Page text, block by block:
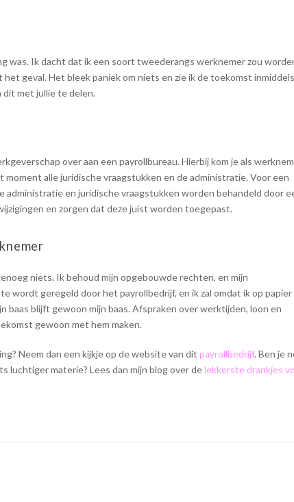
was. Ik dacht dat ik een soort tweederangs werknemer zou
geval. Het bleek paniek om niets en zie ik de toekomst inmiddels
met jullie te delen.
over aan een payrollbureau. Hierbij kom je als
alle juridische vraagstukken en de administratie. Voor een
administratie en juridische vraagstukken worden behandeld door
en zorgen dat deze juist worden toegepast.
niets. Ik behoud mijn opgebouwde rechten, en mijn
wordt geregeld door het payrollbedrijf, en ik zal omdat ik op papier
baas blijft gewoon mijn baas. Afspraken over werktijden, loon en
gewoon met hem maken.
Neem dan een kijkje op de website van dit payrollbedrijf. Ben je
luchtiger materie? Lees dan mijn blog over delekkerste drankjes